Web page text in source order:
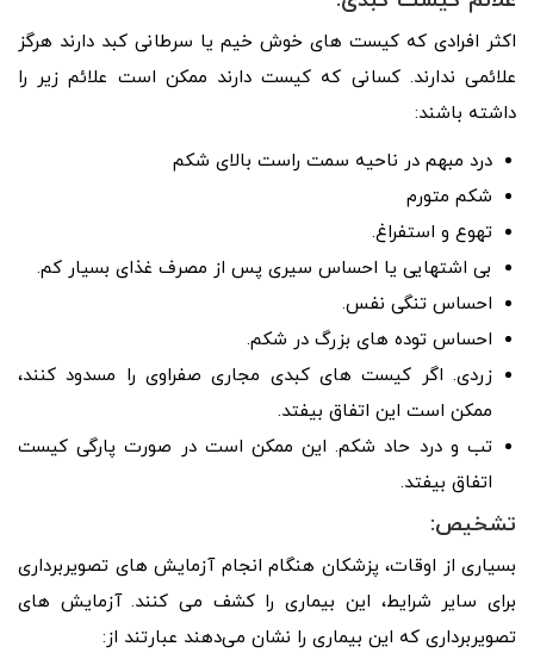
اکثر افرادی که کیست های خوش خیم یا سرطانی کبد دارند هرگز
علائمی ندارند. کسانی که کیست دارند ممکن است علائم زیر را
داشته باشند:
درد مبهم در ناحیه سمت راست بالای شکم
شکم متورم
تهوع و استفراغ.
بی اشتهایی یا احساس سیری پس از مصرف غذای بسیار کم.
احساس تنگی نفس.
احساس توده های بزرگ در شکم.
زردی. اگر کیست های کبدی مجاری صفراوی را مسدود کنند،
ممکن است این اتفاق بیفتد.
تب و درد حاد شکم. این ممکن است در صورت پارگی کیست
اتفاق بیفتد.
تشخیص:
بسیاری از اوقات، پزشکان هنگام انجام آزمایش های تصویربرداری
برای سایر شرایط، این بیماری را کشف می کنند. آزمایش‌ های
تصویربرداری که این بیماری را نشان می‌دهند عبارتند از: